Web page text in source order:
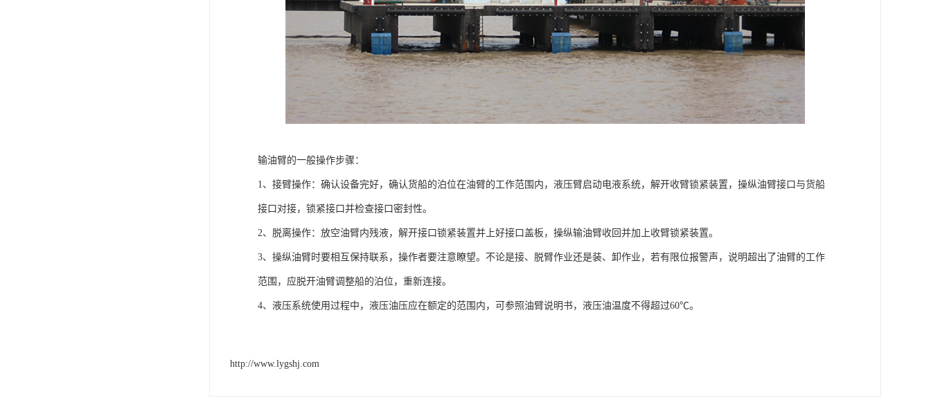
输油臂的一般操作步骤：
1、接臂操作：确认设备完好，确认货船的泊位在油臂的工作范围内，液压臂启动电液系统，解开收臂锁紧装置，操纵油臂接口与货船
接口对接，锁紧接口并检查接口密封性。
2、脱离操作：放空油臂内残液，解开接口锁紧装置并上好接口盖板，操纵输油臂收回并加上收臂锁紧装置。
3、操纵油臂时要相互保持联系，操作者要注意瞭望。不论是接、脱臂作业还是装、卸作业，若有限位报警声，说明超出了油臂的工作
范围，应脱开油臂调整船的泊位，重新连接。
4、液压系统使用过程中，液压油压应在额定的范围内，可参照油臂说明书，液压油温度不得超过60℃。
http://www.lygshj.com